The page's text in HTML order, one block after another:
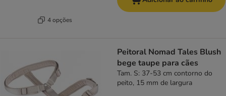
4 opções
Peitoral Nomad Tales Blush
bege taupe para cães
Tam. S: 37-53 cm contorno do
peito, 15 mm de largura